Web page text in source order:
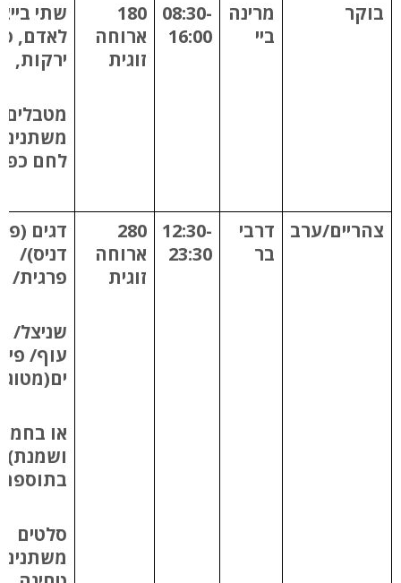
בוקר
מרינה
ביי
08:30-
16:00
180
ארוחה
זוגית
שתי
לאדם,
ירקות,
מטבלים
לחם
צהריים/ערב
דרבי
בר
12:30-
23:30
280
ארוחה
זוגית
דגים
דניס)/
פרגית/
שניצל/
עוף/
ים(מטוגן
או
ושמנת)
בתוספת
סלטים
משתנים